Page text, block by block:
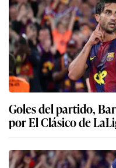
Goles del partido,
por El Clásico de